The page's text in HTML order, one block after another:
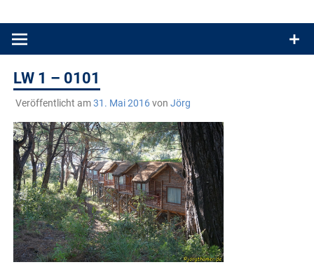
Produkttests und Buchrezensionen. Ein Blog für alle, die gern
LW 1 – 0101
Veröffentlicht am31. Mai 2016von Jörg